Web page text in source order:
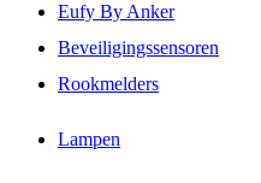
Eufy By Anker
Beveiligingssensoren
Rookmelders
Lampen